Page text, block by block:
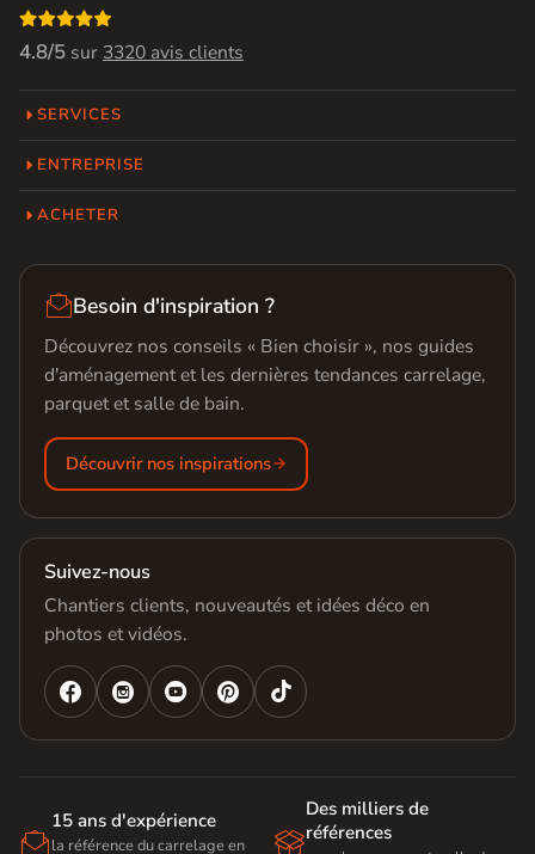

4.8/5 sur 3320 avis clients
SERVICES
ENTREPRISE
ACHETER
Besoin d'inspiration ?
Découvrez nos conseils « Bien choisir », nos guides
d'aménagement et les dernières tendances carrelage,
parquet et salle de bain.
Découvrir nos inspirations
Suivez-nous
Chantiers clients, nouveautés et idées déco en
photos et vidéos.
   

15 ans d'expérience
la référence du carrelage en 
Des milliers de
références